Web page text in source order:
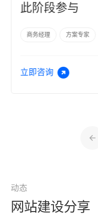
此阶段参与
商务经理 方案专家
立即咨询
动态
网站建设分享